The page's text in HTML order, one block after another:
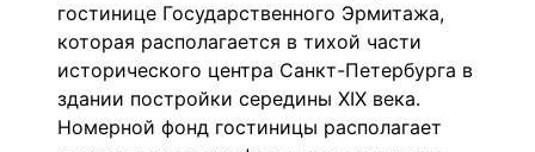
гостинице Государственного Эрмитажа,
которая располагается в тихой части
исторического центра Санкт-Петербурга в
здании постройки середины XIX века.
Номерной фонд гостиницы располагает